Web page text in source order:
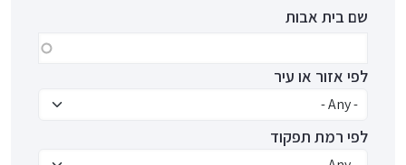
שם בית אבות
לפי אזור או עיר
לפי רמת תפקוד